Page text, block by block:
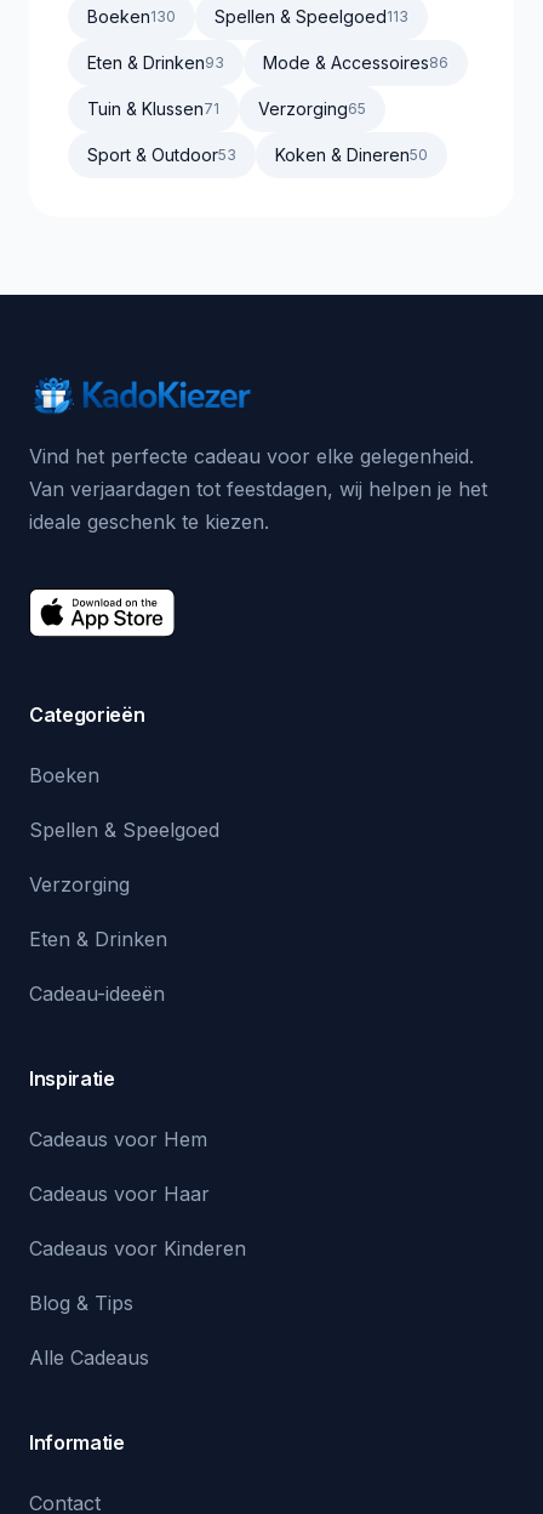
Boeken130 Spellen & Speelgoed113
Eten & Drinken93 Mode & Accessoires86
Tuin & Klussen71 Verzorging65
Sport & Outdoor53 Koken & Dineren50
Vind het perfecte cadeau voor elke gelegenheid.
Van verjaardagen tot feestdagen, wij helpen je het
ideale geschenk te kiezen.
Categorieën
Boeken
Spellen & Speelgoed
Verzorging
Eten & Drinken
Cadeau-ideeën
Inspiratie
Cadeaus voor Hem
Cadeaus voor Haar
Cadeaus voor Kinderen
Blog & Tips
Alle Cadeaus
Informatie
Contact